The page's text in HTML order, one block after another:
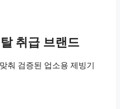
취급 브랜드
춰 검증된 업소용 제빙기